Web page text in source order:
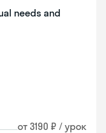
needs and
от 3190 ₽ / урок